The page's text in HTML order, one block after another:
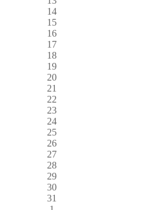
14
15
16
17
18
19
20
21
22
23
24
25
26
27
28
29
30
31